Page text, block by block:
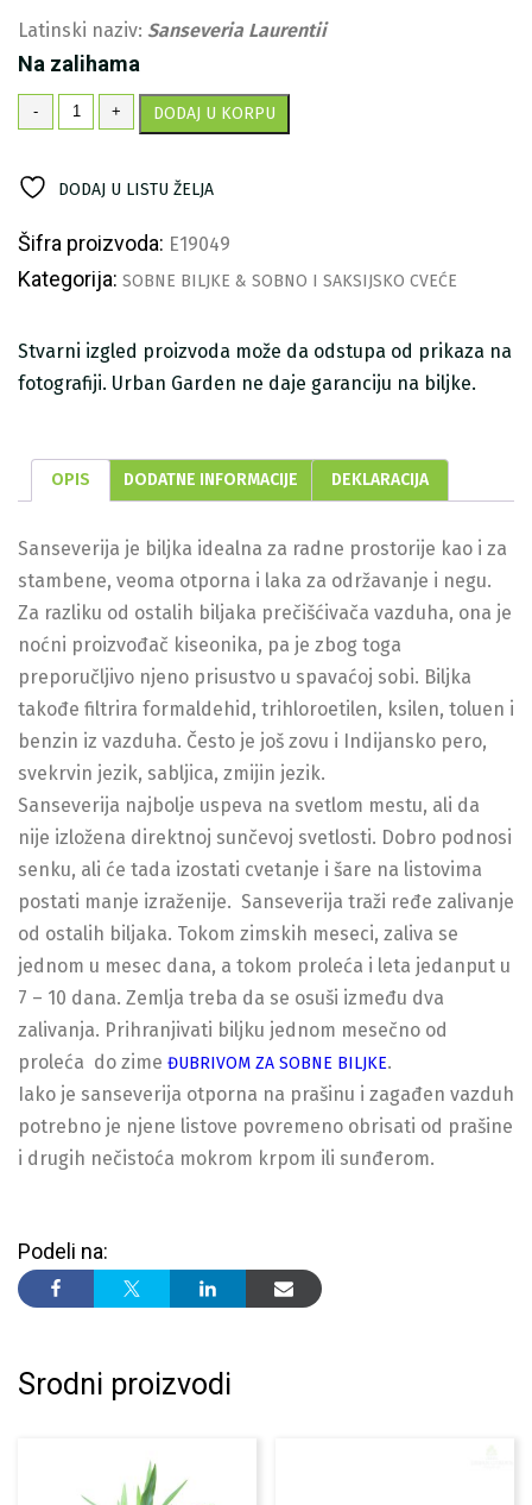
Latinski naziv: Sanseveria Laurentii
Na zalihama
-
Sanseveria
Laurentii
+ DODAJ U KORPU
DODAJ U LISTU ŽELJA
Šifra proizvoda: E19049
Kategorija: SOBNE BILJKE & SOBNO I SAKSIJSKO CVEĆE
Stvarni izgled proizvoda može da odstupa od prikaza na
fotografiji. Urban Garden ne daje garanciju na biljke.
OPIS DODATNE INFORMACIJE DEKLARACIJA
Sanseverija je biljka idealna za radne prostorije kao i za
stambene, veoma otporna i laka za održavanje i negu.
Za razliku od ostalih biljaka prečišćivača vazduha, ona je
noćni proizvođač kiseonika, pa je zbog toga
preporučljivo njeno prisustvo u spavaćoj sobi. Biljka
takođe filtrira formaldehid, trihloroetilen, ksilen, toluen i
benzin iz vazduha. Često je još zovu i Indijansko pero,
svekrvin jezik, sabljica, zmijin jezik.
Sanseverija najbolje uspeva na svetlom mestu, ali da
nije izložena direktnoj sunčevoj svetlosti. Dobro podnosi
senku, ali će tada izostati cvetanje i šare na listovima
postati manje izraženije. Sanseverija traži ređe zalivanje
od ostalih biljaka. Tokom zimskih meseci, zaliva se
jednom u mesec dana, a tokom proleća i leta jedanput u
7 – 10 dana. Zemlja treba da se osuši između dva
zalivanja. Prihranjivati biljku jednom mesečno od
proleća do zime ĐUBRIVOM ZA SOBNE BILJKE.
Iako je sanseverija otporna na prašinu i zagađen vazduh
potrebno je njene listove povremeno obrisati od prašine
i drugih nečistoća mokrom krpom ili sunđerom.
Podeli na:
Srodni proizvodi